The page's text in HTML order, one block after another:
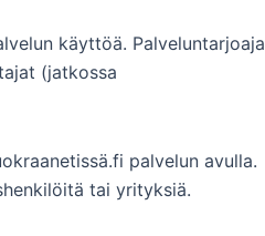
käyttöä. Palveluntarjoaja
(jatkossa
palvelun avulla.
tai yrityksiä.